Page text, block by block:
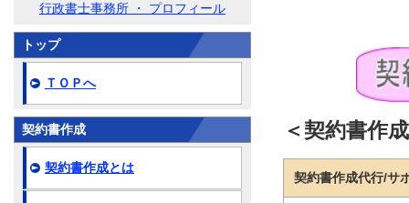
＜契約書作
契約書作成代行/サ
行政書士事務所 ・ プロフィール
トップ
ＴＯＰへ
契約書作成
契約書作成とは